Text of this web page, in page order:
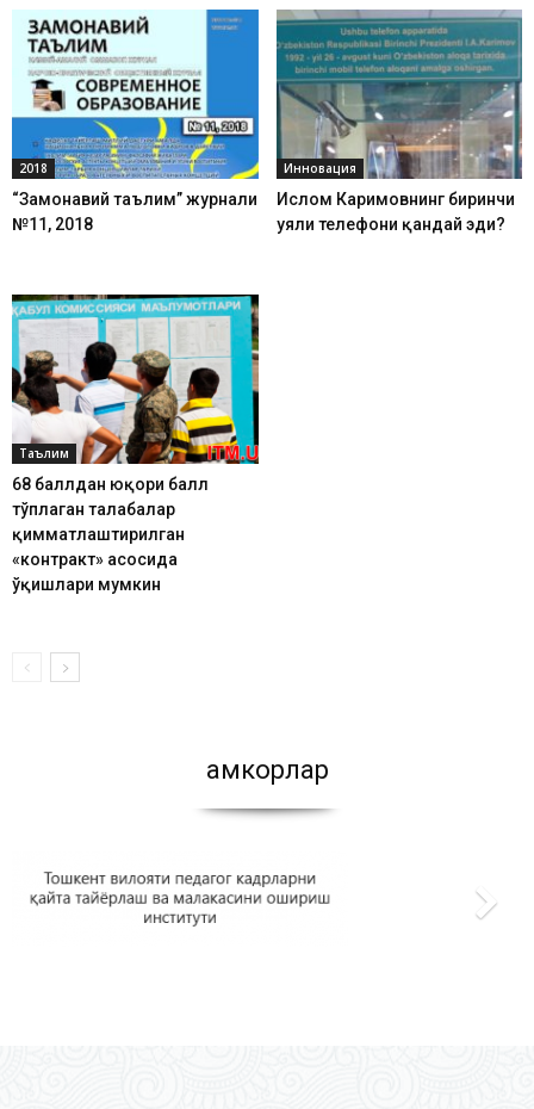
2018
“Замонавий таълим” журнали
№11, 2018
Инновация
Ислом Каримовнинг биринчи
уяли телефони қандай эди?
Таълим
68 баллдан юқори балл
тўплаган талабалар
қимматлаштирилган
«контракт» асосида
ўқишлари мумкин
Ҳамкорлар